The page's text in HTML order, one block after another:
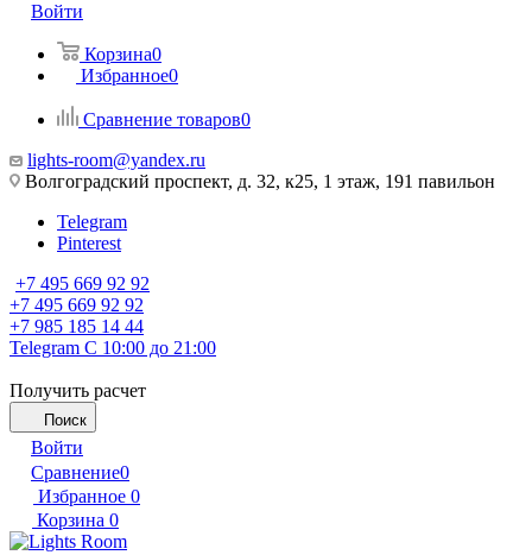
Войти
Корзина0
Избранное0
Сравнение товаров0
lights-room@yandex.ru
Волгоградский проспект, д. 32, к25, 1 этаж, 191 павильон
Telegram
Pinterest
+7 495 669 92 92
+7 495 669 92 92
+7 985 185 14 44
Telegram С 10:00 до 21:00
Получить расчет
Поиск
Войти
Сравнение0
Избранное 0
Корзина 0